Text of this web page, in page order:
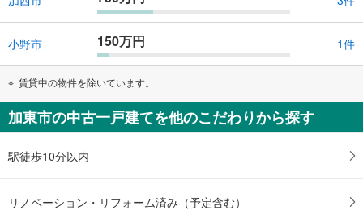
小野市 150万円 1件
賃貸中の物件を除いています。
加東市の中古一戸建てを他のこだわりから探す
駅徒歩10分以内
リノベーション・リフォーム済み（予定含む）